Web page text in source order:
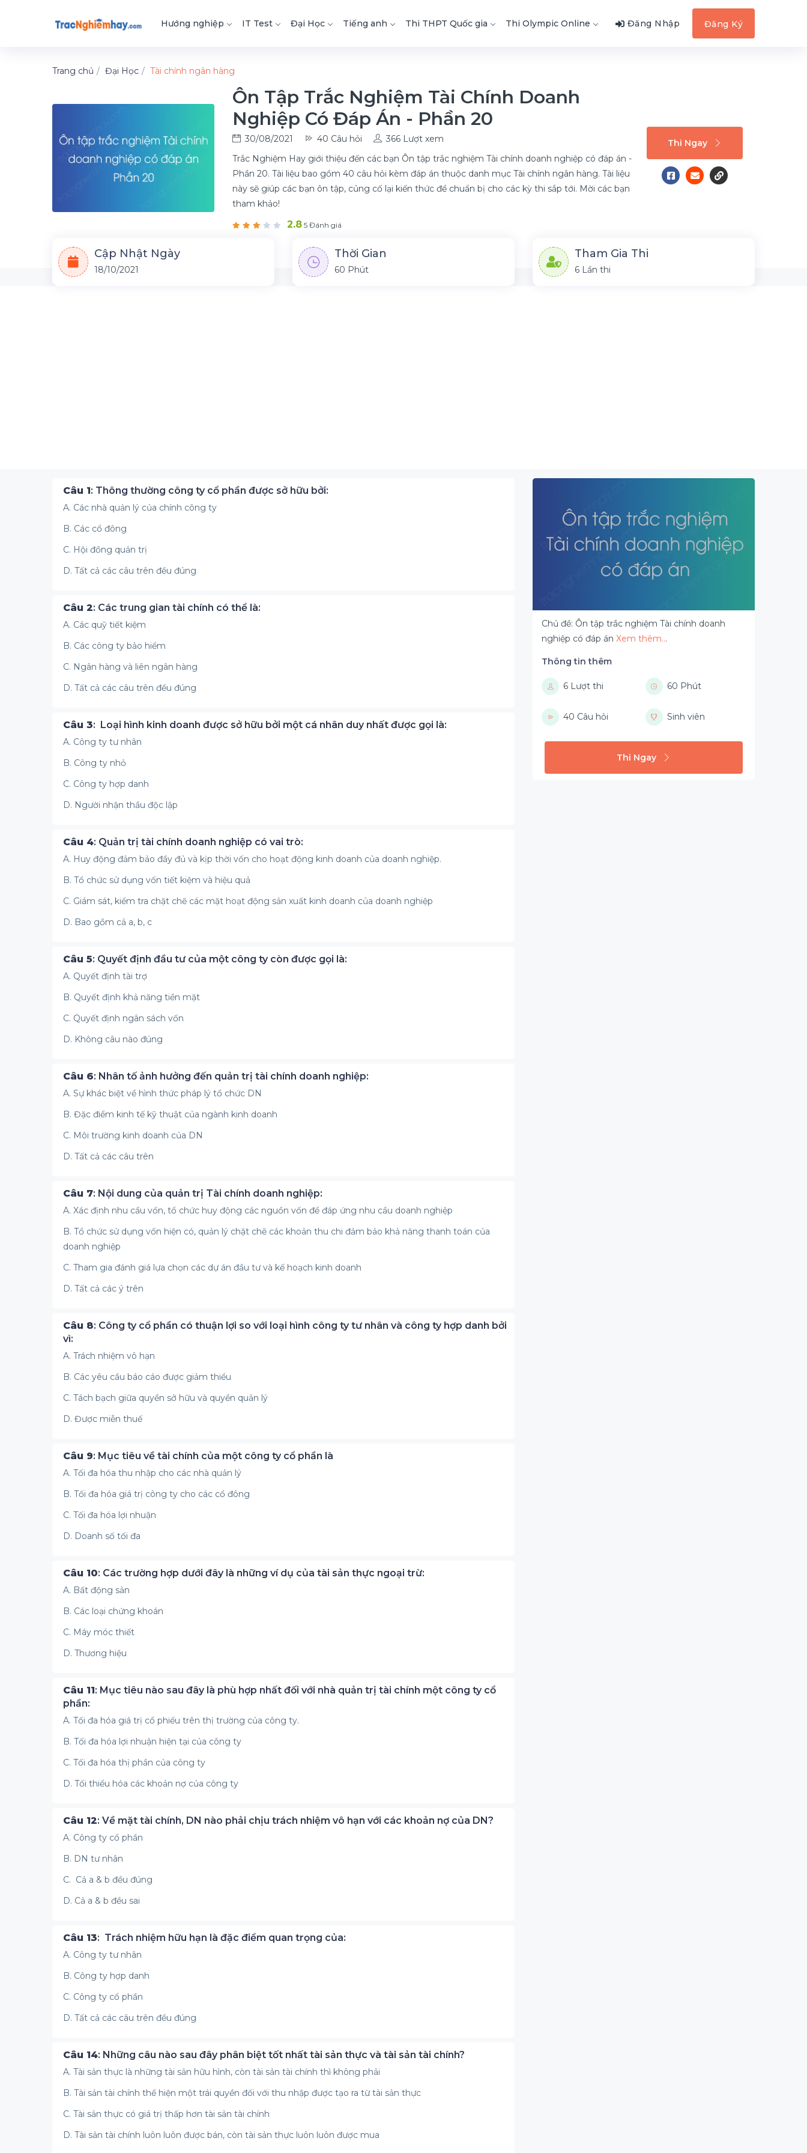
Hướng nghiệp IT Test Đại Học Tiếng anh Thi THPT Quốc gia Thi Olympic Online Đăng Nhập Đăng Ký
Trang chủ Đại Học Tài chính ngân hàng
Ôn Tập Trắc Nghiệm Tài Chính Doanh
Nghiệp Có Đáp Án - Phần 20
30/08/2021 40 Câu hỏi
366 Lượt xem
Trắc Nghiệm Hay giới thiệu đến các bạn Ôn tập trắc nghiệm Tài chính doanh nghiệp có đáp án -
Phần 20. Tài liệu bao gồm 40 câu hỏi kèm đáp án thuộc danh mục Tài chính ngân hàng. Tài liệu
này sẽ giúp các bạn ôn tập, củng cố lại kiến thức để chuẩn bị cho các kỳ thi sắp tới. Mời các bạn
tham khảo!
2.8 5 Đánh giá
Thi Ngay
Cập Nhật Ngày
18/10/2021
Thời Gian
60 Phút
Tham Gia Thi
6 Lần thi
Câu 1: Thông thường công ty cổ phần được sở hữu bởi:
A. Các nhà quản lý của chính công ty
B. Các cổ đông
C. Hội đồng quản trị
D. Tất cả các câu trên đều đúng
Câu 2: Các trung gian tài chính có thể là:
A. Các quỹ tiết kiệm
B. Các công ty bảo hiểm
C. Ngân hàng và liên ngân hàng
D. Tất cả các câu trên đều đúng
Câu 3: Loại hình kinh doanh được sở hữu bởi một cá nhân duy nhất được gọi là:
A. Công ty tư nhân
B. Công ty nhỏ
C. Công ty hợp danh
D. Người nhận thầu độc lập
Câu 4: Quản trị tài chính doanh nghiệp có vai trò:
A. Huy động đảm bảo đầy đủ và kịp thời vốn cho hoạt động kinh doanh của doanh nghiệp.
B. Tổ chức sử dụng vốn tiết kiệm và hiệu quả
C. Giám sát, kiểm tra chặt chẽ các mặt hoạt động sản xuất kinh doanh của doanh nghiệp
D. Bao gồm cả a, b, c
Câu 5: Quyết định đầu tư của một công ty còn được gọi là:
A. Quyết định tài trợ
B. Quyết định khả năng tiền mặt
C. Quyết định ngân sách vốn
D. Không câu nào đúng
Câu 6: Nhân tố ảnh hưởng đến quản trị tài chính doanh nghiệp:
A. Sự khác biệt về hình thức pháp lý tổ chức DN
B. Đặc điểm kinh tế kỹ thuật của ngành kinh doanh
C. Môi trường kinh doanh của DN
D. Tất cả các câu trên
Câu 7: Nội dung của quản trị Tài chính doanh nghiệp:
A. Xác định nhu cầu vốn, tổ chức huy động các nguồn vốn để đáp ứng nhu cầu doanh nghiệp
B. Tổ chức sử dụng vốn hiện có, quản lý chặt chẽ các khoản thu chi đảm bảo khả năng thanh toán của
doanh nghiệp
C. Tham gia đánh giá lựa chọn các dự án đầu tư và kế hoạch kinh doanh
D. Tất cả các ý trên
Câu 8: Công ty cổ phần có thuận lợi so với loại hình công ty tư nhân và công ty hợp danh bởi
vì:
A. Trách nhiệm vô hạn
B. Các yêu cầu báo cáo được giảm thiểu
C. Tách bạch giữa quyền sở hữu và quyền quản lý
D. Được miễn thuế
Câu 9: Mục tiêu về tài chính của một công ty cổ phần là
A. Tối đa hóa thu nhập cho các nhà quản lý
B. Tối đa hóa giá trị công ty cho các cổ đông
C. Tối đa hóa lợi nhuận
D. Doanh số tối đa
Câu 10: Các trường hợp dưới đây là những ví dụ của tài sản thực ngoại trừ:
A. Bất động sản
B. Các loại chứng khoán
C. Máy móc thiết
D. Thương hiệu
Câu 11: Mục tiêu nào sau đây là phù hợp nhất đối với nhà quản trị tài chính một công ty cổ
phần:
A. Tối đa hóa giá trị cổ phiếu trên thị trường của công ty.
B. Tối đa hóa lợi nhuận hiện tại của công ty
C. Tối đa hóa thị phần của công ty
D. Tối thiểu hóa các khoản nợ của công ty
Câu 12: Về mặt tài chính, DN nào phải chịu trách nhiệm vô hạn với các khoản nợ của DN?
A. Công ty cổ phần
B. DN tư nhân
C. Cả a & b đều đúng
D. Cả a & b đều sai
Câu 13: Trách nhiệm hữu hạn là đặc điểm quan trọng của:
A. Công ty tư nhân
B. Công ty hợp danh
C. Công ty cổ phần
D. Tất cả các câu trên đều đúng
Câu 14: Những câu nào sau đây phân biệt tốt nhất tài sản thực và tài sản tài chính?
A. Tài sản thực là những tài sản hữu hình, còn tài sản tài chính thì không phải
B. Tài sản tài chính thể hiện một trái quyền đối với thu nhập được tạo ra từ tài sản thực
C. Tài sản thực có giá trị thấp hơn tài sản tài chính
D. Tài sản tài chính luôn luôn được bán, còn tài sản thực luôn luôn được mua
Chủ đề: Ôn tập trắc nghiệm Tài chính doanh
nghiệp có đáp án Xem thêm...
Thông tin thêm
6 Lượt thi 60 Phút
40 Câu hỏi Sinh viên
Thi Ngay